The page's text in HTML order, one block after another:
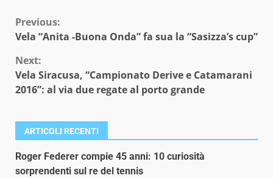
Continue
Previous:
Vela “Anita -Buona Onda” fa sua la “Sasizza’s cup”
Next:
Vela Siracusa, “Campionato Derive e Catamarani
2016”: al via due regate al porto grande
ARTICOLI RECENTI
Roger Federer compie 45 anni: 10 curiosità
sorprendenti sul re del tennis